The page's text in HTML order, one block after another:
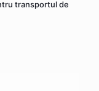
transportul de